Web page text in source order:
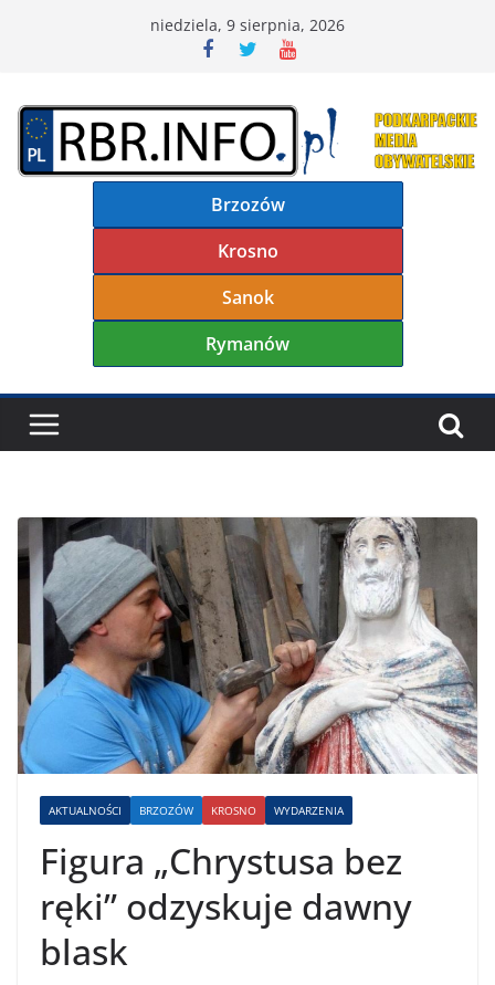
niedziela, 9 sierpnia, 2026
Brzozów
Krosno
Sanok
Rymanów
AKTUALNOŚCI BRZOZÓW KROSNO WYDARZENIA
Figura „Chrystusa bez
ręki” odzyskuje dawny
blask